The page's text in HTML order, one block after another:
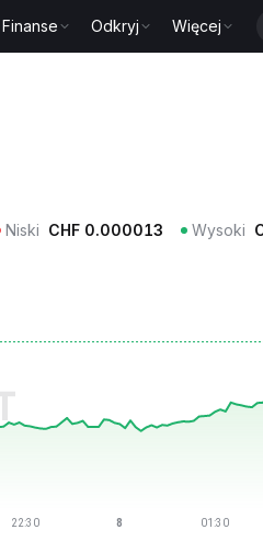
Finanse Odkryj Więcej
Niski CHF 0.000013 Wysoki